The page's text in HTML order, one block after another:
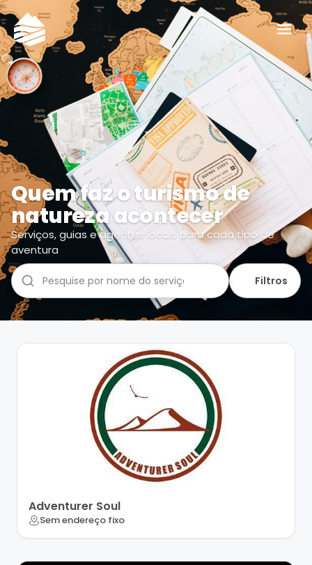
Quem faz o turismo de
natureza acontecer
Serviços, guias e agentes locais para cada tipo de
aventura
Filtros
Adventurer Soul
Sem endereço fixo